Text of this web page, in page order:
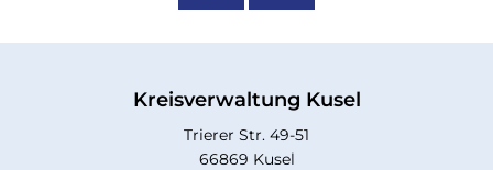
Kreisverwaltung Kusel
Trierer Str. 49-51
66869 Kusel